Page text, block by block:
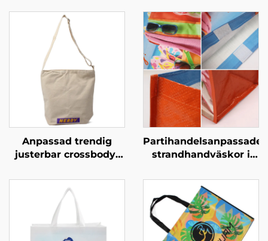
Anpassad trendig
justerbar crossbody-
anpassade färger för
streetwear-stil
Partihandelsanpassade
strandhandväskor i
slitstarka
promotionshandväskor
för partiförsäljning